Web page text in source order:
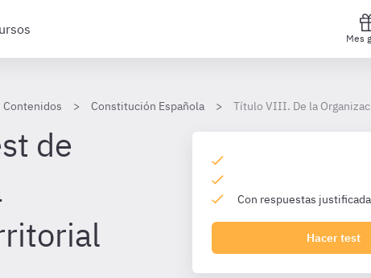
Mes
Contenidos Constitución Española Título VIII. De la
de
Con respuestas
Hacer test